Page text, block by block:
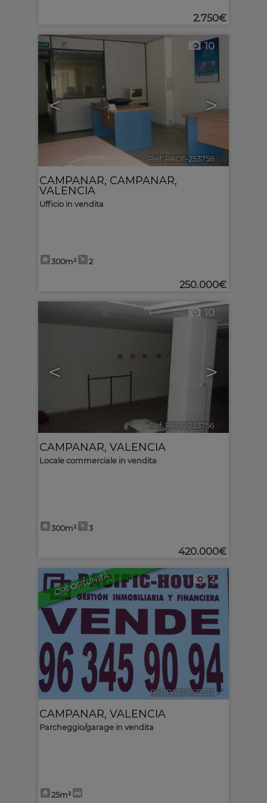
2.750€
< >
10
Ref. PACF-253758
CAMPANAR, CAMPANAR,
VALENCIA
Ufficio in vendita
300m² 2
250.000€
< >
10
Ref. PACF-253756
CAMPANAR, VALENCIA
Locale commerciale in vendita
300m² 3
420.000€
OPPORTUNITÀ 2
Ref. PACF-627512 🔗
CAMPANAR, VALENCIA
Parcheggio/garage in vendita
25m²